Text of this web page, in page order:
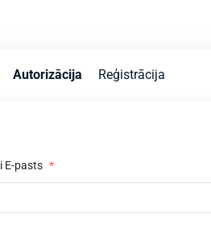
Autorizācija Reģistrācija
E-pasts *